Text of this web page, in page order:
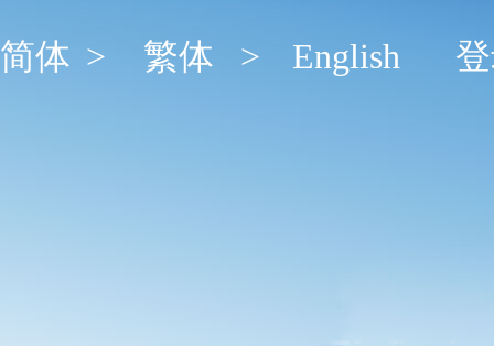
简体 > 繁体 > English